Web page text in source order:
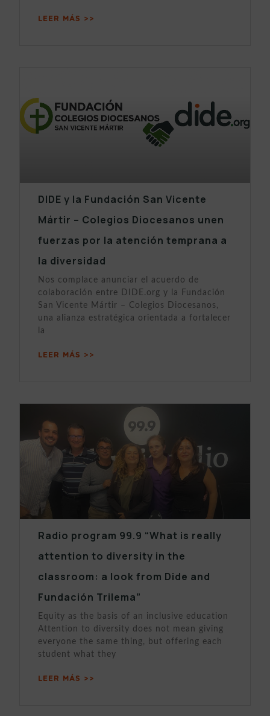
LEER MÁS >>
DIDE y la Fundación San Vicente
Mártir – Colegios Diocesanos unen
fuerzas por la atención temprana a
la diversidad
Nos complace anunciar el acuerdo de
colaboración entre DIDE.org y la Fundación
San Vicente Mártir – Colegios Diocesanos,
una alianza estratégica orientada a fortalecer
la
LEER MÁS >>
Radio program 99.9 “What is really
attention to diversity in the
classroom: a look from Dide and
Fundación Trilema”
Equity as the basis of an inclusive education
Attention to diversity does not mean giving
everyone the same thing, but offering each
student what they
LEER MÁS >>